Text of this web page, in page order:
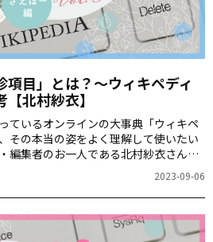
項目」とは？～ウィキペディ
北村紗衣】
ているオンラインの大事典「ウィキペ
その本当の姿をよく理解して使いたい
編集者のお一人である北村紗衣さん
決まるのか、その選考方法についてお
2023-09-06